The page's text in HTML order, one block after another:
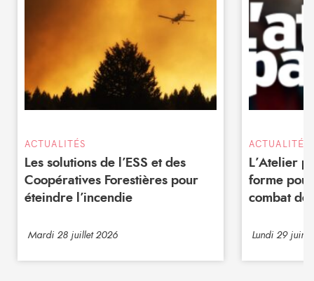
ACTUALITÉS
Les solutions de l’ESS et des
Coopératives Forestières pour
éteindre l’incendie
Mardi 28 juillet 2026
ACTUALITÉS
L’Atelier
forme
combat de
Lundi 29 juin